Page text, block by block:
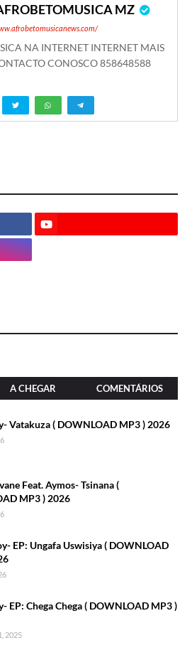
MZ
NA INTERNET INTERNET MAIS
CONOSCO 858648588
A CHEGAR COMENTÁRIOS
Vatakuza ( DOWNLOAD MP3 ) 2026
Feat. Aymos- Tsinana (
MP3 ) 2026
EP: Ungafa Uswisiya ( DOWNLOAD
EP: Chega Chega ( DOWNLOAD MP3 )
2025